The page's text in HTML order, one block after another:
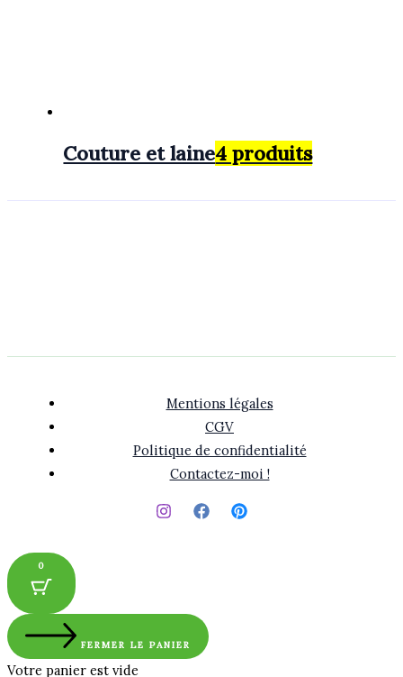
Couture et laine4 produits
Mentions légales
CGV
Politique de confidentialité
Contactez-moi !
0
FERMER LE PANIER
Votre panier est vide